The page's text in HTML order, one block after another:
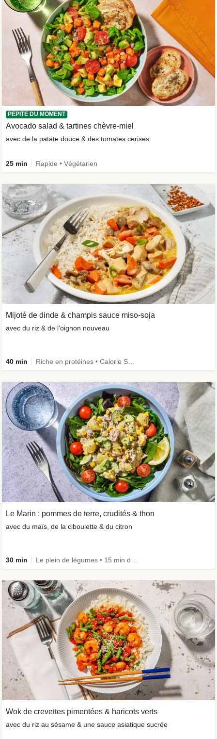
PÉPITE DU MOMENT
Avocado salad & tartines chèvre-miel
avec de la patate douce & des tomates cerises
25 min Rapide • Végétarien
Mijoté de dinde & champis sauce miso-soja
avec du riz & de l'oignon nouveau
40 min
Le Marin : pommes de terre, crudités & thon
avec du maïs, de la ciboulette & du citron
30 min
Wok de crevettes pimentées & haricots verts
avec du riz au sésame & une sauce asiatique sucrée